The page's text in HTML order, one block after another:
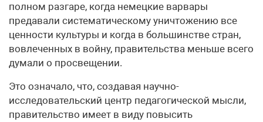
полном разгаре, когда немецкие варвары
предавали систематическому уничтожению все
ценности культуры и когда в большинстве стран,
вовлеченных в войну, правительства меньше всего
думали о просвещении.
Это означало, что, создавая научно-
исследовательский центр педагогической мысли,
правительство имеет в виду повысить